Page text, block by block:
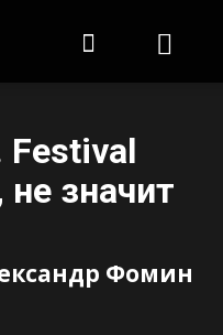
Festival
значит
Фомин